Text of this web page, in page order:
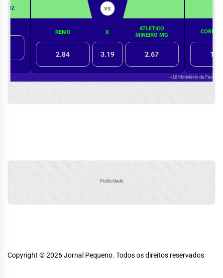
Publicidade
Copyright © 2026Jornal Pequeno. Todos os direitos reservados